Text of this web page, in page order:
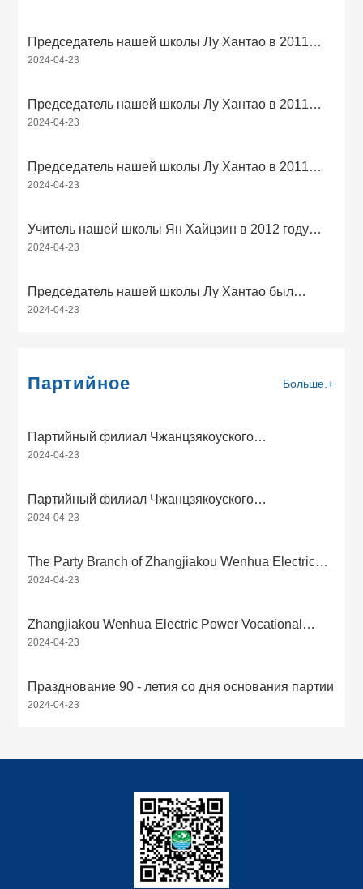
2024-04-23
Председатель нашей школы Лу Хантао в 2011
году был назван Чжанцзякоуским муниципальным
студенческой работе в 2010 году
2024-04-23
Председатель нашей школы Лу Хантао в 2011
году был признан рабочим комитетом
человеком
2024-04-23
Председатель нашей школы Лу Хантао в 2011
году был выбран Ассоциацией частного
выдающегося директора частной школы
провинции Хэбэй
2024-04-23
Учитель нашей школы Ян Хайцзин в 2012 году
был назван Чжанцзякоуским муниципальным
году
2024-04-23
Председатель нашей школы Лу Хантао был
признан выдающимся учителем частной школы
Партийное Больше.+
2024-04-23
Партийный филиал Чжанцзякоуского
Вэньхуаского энергетического среднего
программы « Пять образований» по практической
деятельности партии в области образования на
2024-04-23
Партийный филиал Чжанцзякоуского
Вэньхуаского энергетического среднего
программы « Пять образований» по практической
деятельности партии в области образования на
2024-04-23
The Party Branch of Zhangjiakou Wenhua Electric
Power Vocational School of the Communist Party of
activities of the Party's mass line, with a real-time
translation of 36/10000 Партийное отделение
электротехнического училища провело симпозиум
по практической образовательной деятельности
электротехнического училища провело симпозиум
партии на массовой линии
2024-04-23
Zhangjiakou Wenhua Electric Power Vocational
School grandly holds the annual commendation and
conference, with 41/10000 real-time translation and
translation Чжанцзякоу Вэньхуа
практической образовательной деятельности
Вэньхуа Электротехническая средняя школа
торжественно провела ежегодную конференцию
по признанию и практической образовательной
деятельности партии на массовой линии
2024-04-23
Празднование 90 - летия со дня основания партии